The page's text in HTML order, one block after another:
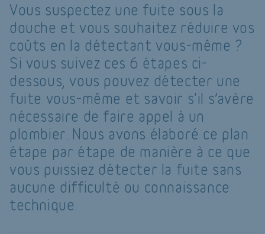
Vous suspectez une fuite sous la
douche et vous souhaitez réduire vos
coûts en la détectant vous-même ?
Si vous suivez ces 6 étapes ci-
dessous, vous pouvez détecter une
fuite vous-même et savoir s'il s’avère
nécessaire de faire appel à un
plombier. Nous avons élaboré ce plan
étape par étape de manière à ce que
vous puissiez détecter la fuite sans
aucune difficulté ou connaissance
technique.